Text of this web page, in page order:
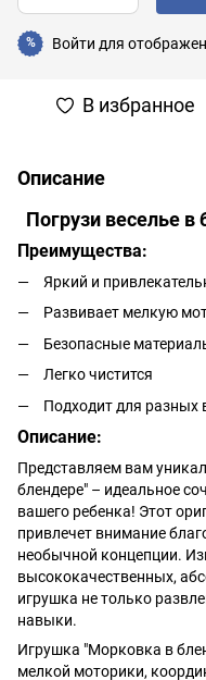
% Войти для
В избранное
Описание
Погрузи веселье
Преимущества:
Яркий и
Развивает мелкую
Безопасные
Легко чистится
Подходит для разных
Описание:
Представляем вам
блендере" – идеальное
вашего ребенка! Этот
привлечет внимание
необычной концепции.
высококачественных,
игрушка не только
навыки.
Игрушка "Морковка в
мелкой моторики,